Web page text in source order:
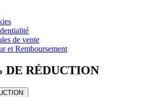
de vente
et Remboursement
DE RÉDUCTION